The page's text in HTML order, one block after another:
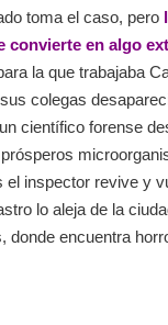
toma el caso, pero
convierte en algo
la que trabajaba
colegas
científico forense
el inspector revive y
lo aleja de la
donde encuentra